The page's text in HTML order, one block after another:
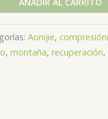
Aonijie,
, montaña, recuperación,